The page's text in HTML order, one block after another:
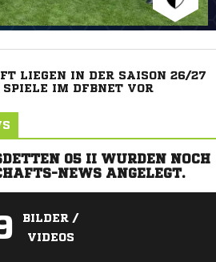
LIEGEN IN DER SAISON 26/27
SPIELE IM DFBNET VOR
05 II WURDEN NOCH
NEWS ANGELEGT.
BILDER /
VIDEOS